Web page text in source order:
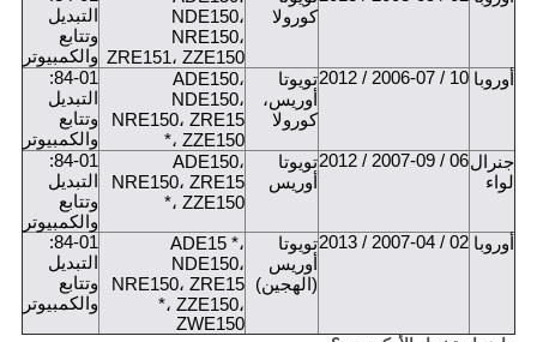
كورولا
NDE150،
NRE150،
ZRE151، ZZE150
التبديل
وتتابع
والكمبيوتر
أوروبا 10 / 2006-07 / 2012
تويوتا
أوريس،
كورولا
ADE150،
NDE150،
NRE150، ZRE15
*، ZZE150
84-01:
التبديل
وتتابع
والكمبيوتر
جنرال
لواء
06 / 2007-09 / 2012
تويوتا
أوريس
ADE150،
NRE150، ZRE15
*، ZZE150
84-01:
التبديل
وتتابع
والكمبيوتر
أوروبا 02 / 2007-04 / 2013
تويوتا
أوريس
(الهجين)
ADE15 *،
NDE150،
NRE150، ZRE15
*، ZZE150،
ZWE150
84-01:
التبديل
وتتابع
والكمبيوتر